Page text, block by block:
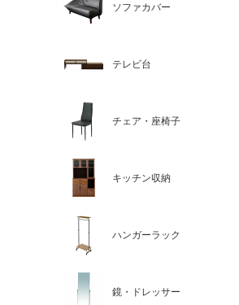
ソファカバー
テレビ台
チェア・座椅子
キッチン収納
ハンガーラック
鏡・ドレッサー